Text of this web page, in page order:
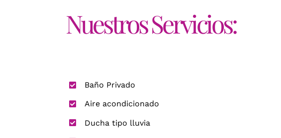
Nuestros Servicios:
Baño Privado
Aire acondicionado
Ducha tipo lluvia